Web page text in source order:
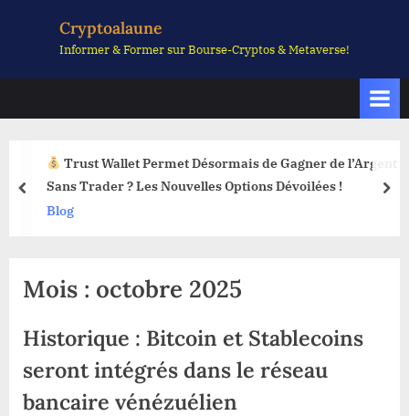
Cryptoalaune
Informer & Former sur Bourse-Cryptos & Metaverse!
Trust Wallet Permet Désormais de Gagner de l’Argent
Sans Trader ? Les Nouvelles Options Dévoilées !
Blog
prev
Mois : octobre 2025
Historique : Bitcoin et Stablecoins
seront intégrés dans le réseau
bancaire vénézuélien